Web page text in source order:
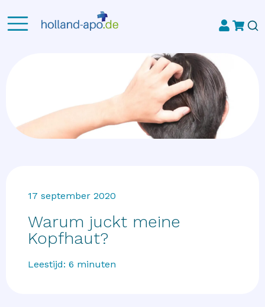
17 september 2020
Warum juckt meine
Kopfhaut?
Leestijd:6 minuten